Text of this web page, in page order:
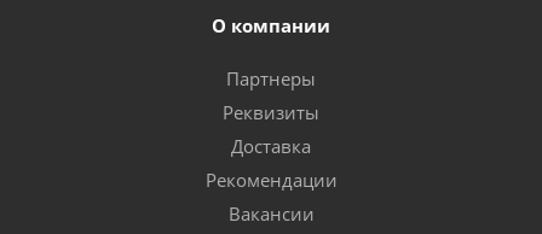
О компании
Партнеры
Реквизиты
Доставка
Рекомендации
Вакансии